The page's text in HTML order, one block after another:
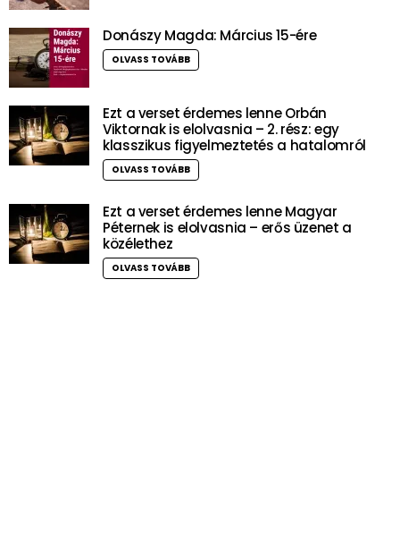
Donászy Magda: Március 15-ére
OLVASS TOVÁBB
Ezt a verset érdemes lenne Orbán
Viktornak is elolvasnia – 2. rész: egy
klasszikus figyelmeztetés a hatalomról
OLVASS TOVÁBB
Ezt a verset érdemes lenne Magyar
Péternek is elolvasnia – erős üzenet a
közélethez
OLVASS TOVÁBB